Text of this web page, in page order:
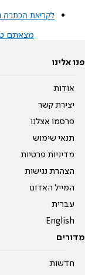
לקריאת הכתבה
מצאתם
פנו אלינו
אודות
יצירת קשר
פרסמו אצלנו
תנאי שימוש
מדיניות פרטיות
הצהרת נגישות
המייל האדום
עברית
English
מדורים
חדשות